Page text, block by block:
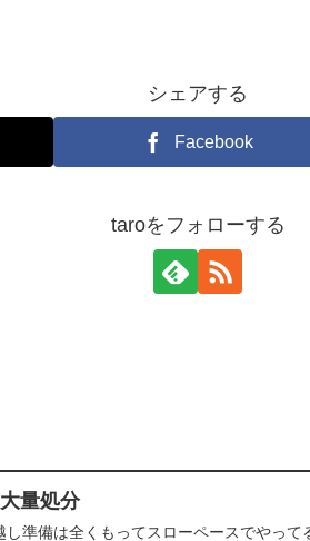
シェアする
Facebook
taroをフォローする
量処分
し準備は全くもってスローペースでやっ